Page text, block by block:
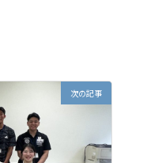
次の記事